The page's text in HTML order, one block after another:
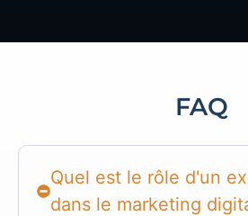
FAQ
Quel est le rôle d'un
dans le marketing